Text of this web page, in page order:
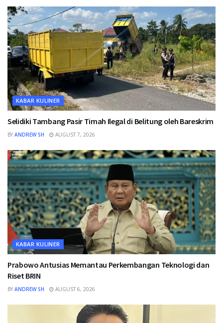
KABAR KULINER
Selidiki Tambang Pasir Timah Ilegal di Belitung oleh Bareskrim
BY ANDREW SH AUGUST 7, 2026
KABAR KULINER
Prabowo Antusias Memantau Perkembangan Teknologi dan
Riset BRIN
BY ANDREW SH AUGUST 6, 2026